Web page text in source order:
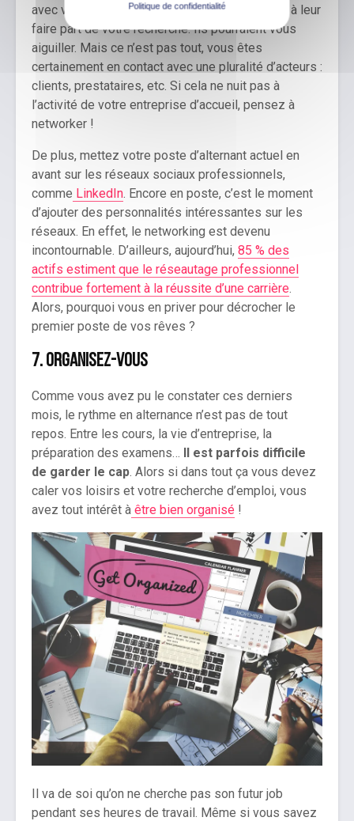
avec vos collègues d’entreprise, n’hésitez pas à leur
faire part de votre recherche. Ils pourraient vous
aiguiller. Mais ce n’est pas tout, vous êtes
certainement en contact avec une pluralité d’acteurs :
clients, prestataires, etc. Si cela ne nuit pas à
l’activité de votre entreprise d’accueil, pensez à
networker !
De plus, mettez votre poste d’alternant actuel en
avant sur les réseaux sociaux professionnels,
comme LinkedIn. Encore en poste, c’est le moment
d’ajouter des personnalités intéressantes sur les
réseaux. En effet, le networking est devenu
incontournable. D’ailleurs, aujourd’hui, 85 % des
actifs estiment que le réseautage professionnel
contribue fortement à la réussite d’une carrière.
Alors, pourquoi vous en priver pour décrocher le
premier poste de vos rêves ?
7. Organisez-vous
Comme vous avez pu le constater ces derniers
mois, le rythme en alternance n’est pas de tout
repos. Entre les cours, la vie d’entreprise, la
préparation des examens… Il est parfois difficile
de garder le cap. Alors si dans tout ça vous devez
caler vos loisirs et votre recherche d’emploi, vous
avez tout intérêt à être bien organisé !
Il va de soi qu’on ne cherche pas son futur job
pendant ses heures de travail. Même si vous savez
Politique de confidentialité